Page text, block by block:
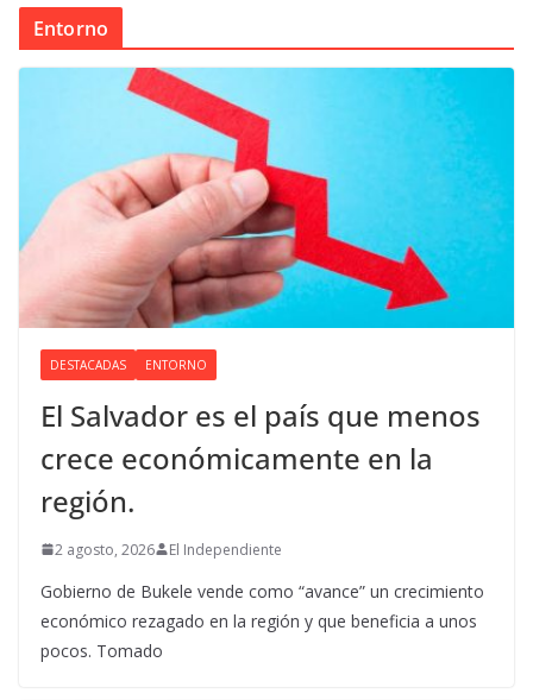
Entorno
DESTACADAS ENTORNO
El Salvador es el país que menos
crece económicamente en la
región.
2 agosto, 2026 El Independiente
Gobierno de Bukele vende como “avance” un crecimiento
económico rezagado en la región y que beneficia a unos
pocos. Tomado